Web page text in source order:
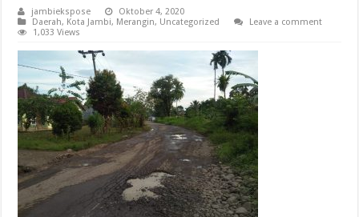
jambiekspose
Oktober 4, 2020
Daerah, Kota Jambi, Merangin, Uncategorized
Leave a comment
1,033 Views